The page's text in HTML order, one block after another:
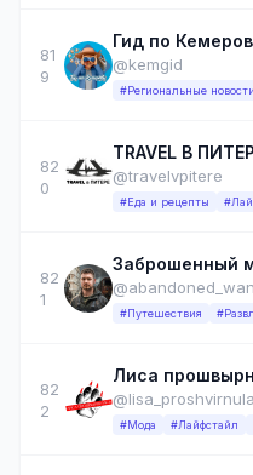
81
9
Гид по
@kemgid
#Региональные новости
82
0
@travelvpitere
#Еда и рецепты
82
1
Заброшенный
#Путешествия
82
2
Лиса
#Мода #Лайфстайл